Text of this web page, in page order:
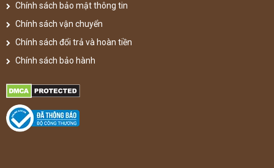
Chính sách bảo mật thông tin
Chính sách vận chuyển
Chính sách đổi trả và hoàn tiền
Chính sách bảo hành